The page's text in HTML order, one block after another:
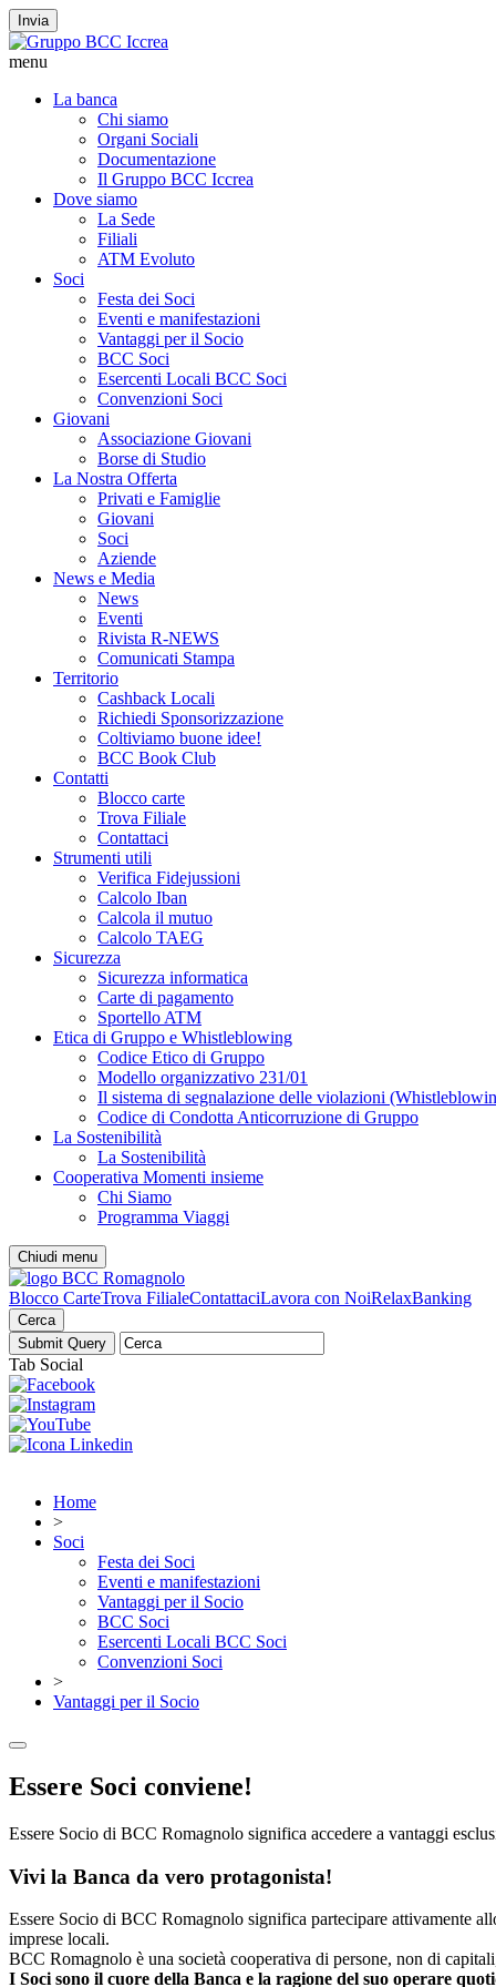
Invia
menu
La banca
Chi siamo
Organi Sociali
Documentazione
Il Gruppo BCC Iccrea
Dove siamo
La Sede
Filiali
ATM Evoluto
Soci
Festa dei Soci
Eventi e manifestazioni
Vantaggi per il Socio
BCC Soci
Esercenti Locali BCC Soci
Convenzioni Soci
Giovani
Associazione Giovani
Borse di Studio
La Nostra Offerta
Privati e Famiglie
Giovani
Soci
Aziende
News e Media
News
Eventi
Rivista R-NEWS
Comunicati Stampa
Territorio
Cashback Locali
Richiedi Sponsorizzazione
Coltiviamo buone idee!
BCC Book Club
Contatti
Blocco carte
Trova Filiale
Contattaci
Strumenti utili
Verifica Fidejussioni
Calcolo Iban
Calcola il mutuo
Calcolo TAEG
Sicurezza
Sicurezza informatica
Carte di pagamento
Sportello ATM
Etica di Gruppo e Whistleblowing
Codice Etico di Gruppo
Modello organizzativo 231/01
Il sistema di segnalazione delle violazioni
Codice di Condotta Anticorruzione di Gruppo
La Sostenibilità
La Sostenibilità
Cooperativa Momenti insieme
Chi Siamo
Programma Viaggi
Chiudi menu
Blocco CarteTrova FilialeContattaciLavora con NoiRelaxBanking
Cerca
Tab Social
Home
>
Soci
Festa dei Soci
Eventi e manifestazioni
Vantaggi per il Socio
BCC Soci
Esercenti Locali BCC Soci
Convenzioni Soci
>
Vantaggi per il Socio
Essere Soci conviene!
Essere Socio di BCC Romagnolo significa accedere a vantaggi
Vivi la Banca da vero protagonista!
Essere Socio di BCC Romagnolo significa partecipare attivamente
imprese locali.
BCC Romagnolo è una società cooperativa di persone, non di
I Soci sono il cuore della Banca e la ragione del suo operare